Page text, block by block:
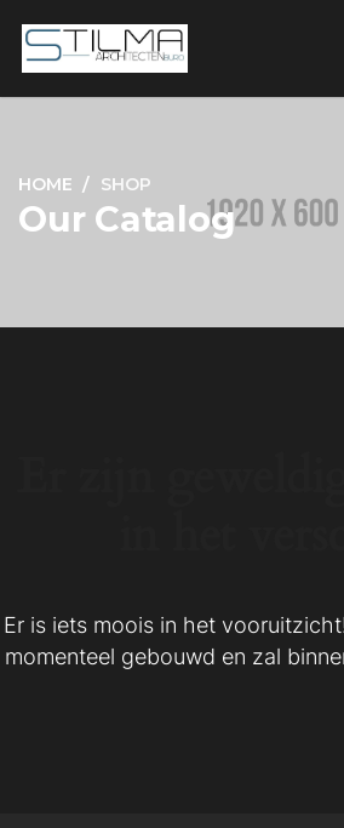
HOME SHOP
Our Catalog
Er is iets moois in het
momenteel gebouwd en zal